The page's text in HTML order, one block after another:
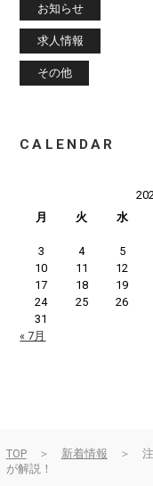
お知らせ
求人情報
その他
CALENDAR
月
火 水
3
4 5
10
11 12
17
18 19
24
25 26
31
« 7月
TOP＞ 新着情報 ＞ 注
が解説！